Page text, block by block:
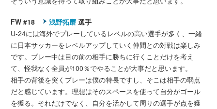
FW #18 浅野拓磨 選手
U-24には海外でプレーしているレベルの高い選手が多く、一緒
に日本サッカーをレベルアップしていく仲間との対戦は楽しみ
です。プレー中は目の前の相手に勝ちに行くことだけを考え
て、怪我なく全員が100％でやることが大事だと思います。
相手の背後を突くプレーは僕の特長ですし、そこは相手の弱点
だと感じています。理想はそのスペースを使って自分がゴール
を獲る。それだけでなく、自分を活かして周りの選手が点を獲